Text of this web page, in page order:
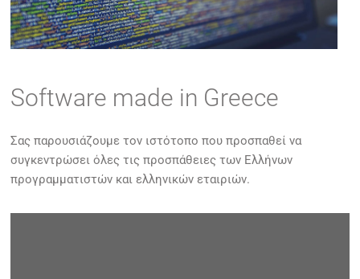
Software made in Greece
Σας παρουσιάζουμε τον ιστότοπο που προσπαθεί να
συγκεντρώσει όλες τις προσπάθειες των Ελλήνων
προγραμματιστών και ελληνικών εταιριών.